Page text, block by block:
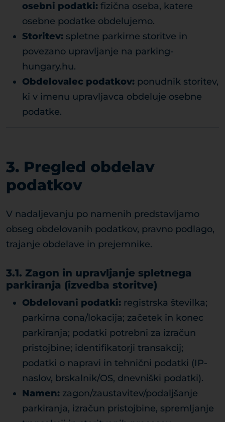
osebni podatki: fizična oseba, katere
osebne podatke obdelujemo.
Storitev: spletne parkirne storitve in
povezano upravljanje na parking-
hungary.hu.
Obdelovalec podatkov: ponudnik storitev,
ki v imenu upravljavca obdeluje osebne
podatke.
3. Pregled obdelav
podatkov
V nadaljevanju po namenih predstavljamo
obseg obdelovanih podatkov, pravno podlago,
trajanje obdelave in prejemnike.
3.1. Zagon in upravljanje spletnega
parkiranja (izvedba storitve)
Obdelovani podatki: registrska številka;
parkirna cona/lokacija; začetek in konec
parkiranja; podatki potrebni za izračun
pristojbine; identifikatorji transakcij;
podatki o napravi in tehnični podatki (IP-
naslov, brskalnik/OS, dnevniški podatki).
Namen: zagon/zaustavitev/podaljšanje
parkiranja, izračun pristojbine, spremljanje